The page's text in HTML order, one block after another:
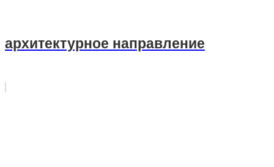
архитектурное направление